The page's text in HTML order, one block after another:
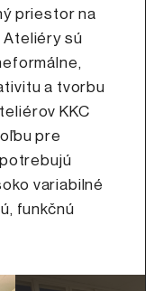
priestor na
Ateliéry sú
a tvorbu
KKC
pre
variabilné
funkčnú